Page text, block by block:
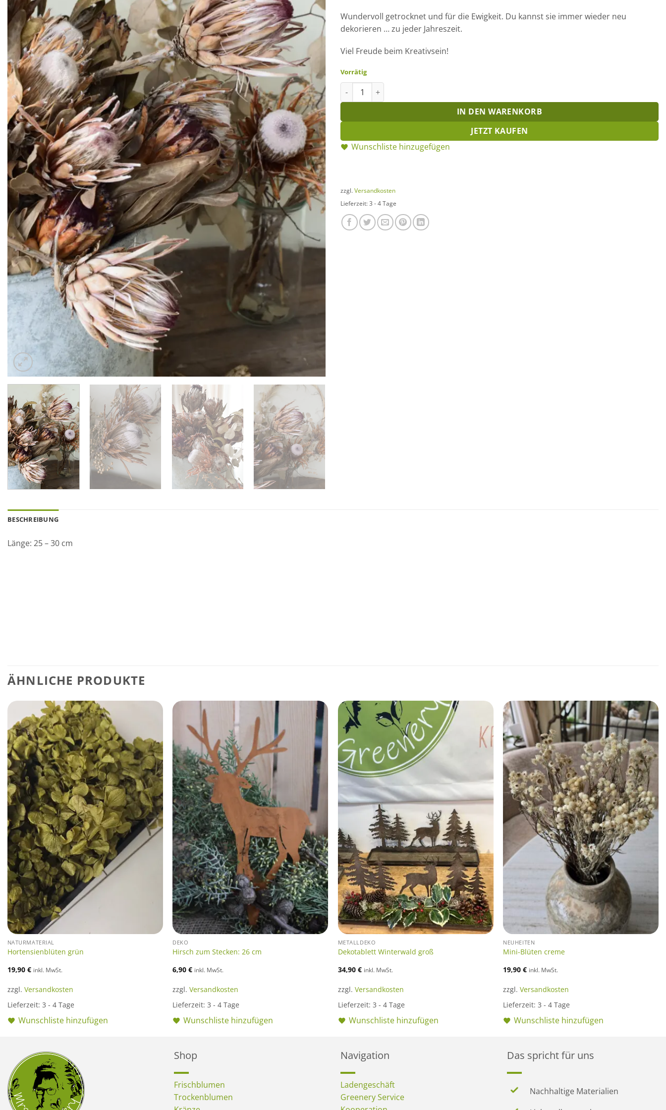
Wundervoll getrocknet und für die Ewigkeit. Du kannst sie immer wieder neu
dekorieren … zu jeder Jahreszeit.
Viel Freude beim Kreativsein!
Vorrätig
Protea getrocknet Menge
IN DEN WARENKORB
JETZT KAUFEN
Wunschliste hinzugefügen
zzgl. Versandkosten
Lieferzeit: 3 - 4 Tage
BESCHREIBUNG
Länge: 25 – 30 cm
ÄHNLICHE PRODUKTE
NATURMATERIAL
Hortensienblüten grün
19,90 € inkl. MwSt.
zzgl. Versandkosten
Lieferzeit: 3 - 4 Tage
Wunschliste hinzufügen
DEKO
Hirsch zum Stecken: 26 cm
6,90€ inkl. MwSt.
zzgl.Versandkosten
Lieferzeit:3 - 4 Tage
Wunschliste hinzufügen
METALLDEKO
Dekotablett Winterwald groß
34,90 € inkl. MwSt.
zzgl. Versandkosten
Lieferzeit: 3 - 4 Tage
Wunschliste hinzufügen
NEUHEITEN
Mini-Blüten creme
19,90€ inkl. MwSt.
zzgl.Versandkosten
Lieferzeit:3 - 4 Tage
Wunschliste hinzufügen
Shop
Frischblumen
Trockenblumen
Navigation
Ladengeschäft
Greenery Service
Das spricht für uns
Nachhaltige Materialien